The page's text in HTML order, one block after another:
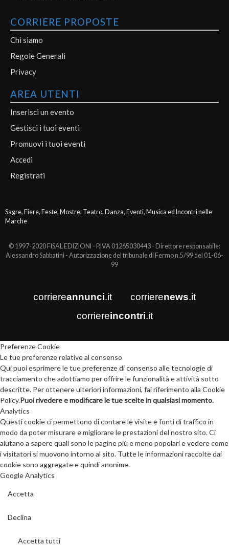
CORRIERE PROPOSTE
Chi siamo
Regole Generali
Privacy
AREA UTENTI
Inserisci un evento
Gestisci i tuoi eventi
Promuovi i tuoi eventi
Accedi
Registrati
Sagre, Fiere, Feste, Mostre, Teatro, Danza, Eventi, Musica ed Incontri nelle
Marche
© 1997-2020 FISAL EDIZIONI - P.IVA 01265030443 - Direttore responsabile:
Alessandro Sabbatini - Autorizzazione del tribunale di Fermo n.5/99 del 01-06-
99
corriereannunci.it corrierenews.it
corriereincontri.it
Preferenze Cookie
Le tue preferenze relative al consenso
Qui puoi esprimere le tue preferenze di consenso alle tecnologie di
tracciamento che adottiamo per offrire le funzionalità e attività sotto
descritte. Per ottenere ulteriori informazioni, fai riferimento alla Cookie
Policy.Puoi rivedere e modificare le tue scelte in qualsiasi momento.
Analytics
Questi cookie ci permettono di contare le visite e fonti di traffico in
modo da poter misurare e migliorare le prestazioni del nostro sito. Ci
aiutano a sapere quali sono le pagine più e meno popolari e vedere come
i visitatori si muovono intorno al sito. Tutte le informazioni raccolte dai
cookie sono aggregate e quindi anonime.
Google Analytics
Accetta
Declina
Accetta tutti